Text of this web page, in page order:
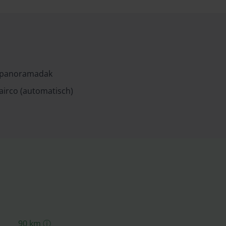
panoramadak
airco (automatisch)
90 km ⓘ